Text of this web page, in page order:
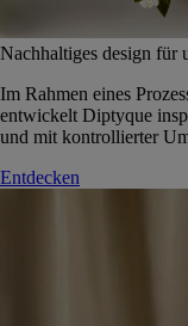
Nachhaltiges design für
Im Rahmen eines
entwickelt Diptyque
und mit kontrollierter
Entdecken